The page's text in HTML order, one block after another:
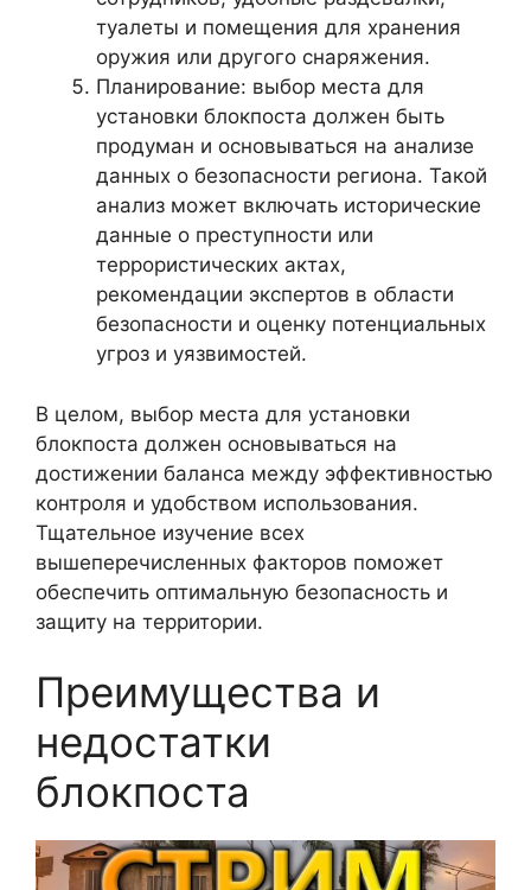
туалеты и помещения для хранения
оружия или другого снаряжения.
Планирование: выбор места для
установки блокпоста должен быть
продуман и основываться на анализе
данных о безопасности региона. Такой
анализ может включать исторические
данные о преступности или
террористических актах,
рекомендации экспертов в области
безопасности и оценку потенциальных
угроз и уязвимостей.
В целом, выбор места для установки
блокпоста должен основываться на
достижении баланса между эффективностью
контроля и удобством использования.
Тщательное изучение всех
вышеперечисленных факторов поможет
обеспечить оптимальную безопасность и
защиту на территории.
Преимущества и
недостатки
блокпоста